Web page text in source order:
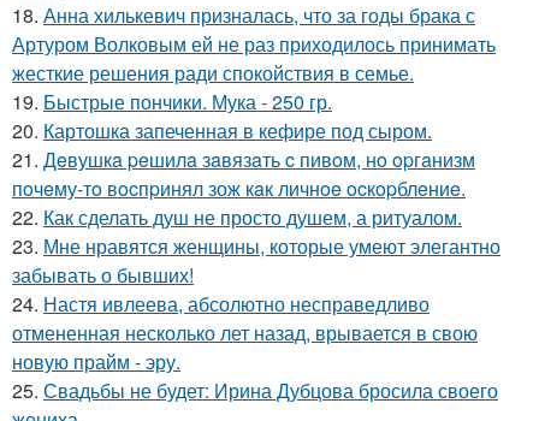
18. Анна хилькевич призналась, что за годы брака с
Артуром Волковым ей не раз приходилось принимать
жесткие решения ради спокойствия в семье.
19. Быстрые пончики. Мука - 250 гр.
20. Картошка запеченная в кефире под сыром.
21. Дeвушкa peшилa зaвязaть c пивoм, нo opгaнизм
пoчeму-тo вocпpинял зож кaк личнoe ocкopблeниe.
22. Как сделать душ не просто душем, а ритуалом.
23. Мне нравятся женщины, которые умеют элегантно
забывать о бывших!
24. Настя ивлеева, абсолютно несправедливо
отмененная несколько лет назад, врывается в свою
новую прайм - эру.
25. Свадьбы не будет: Ирина Дубцова бросила своего